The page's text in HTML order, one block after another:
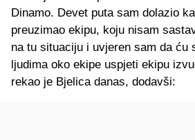
Dinamo. Devet puta sam dolazio
preuzimao ekipu, koju nisam
na tu situaciju i uvjeren sam da ću
ljudima oko ekipe uspjeti ekipu
rekao je Bjelica danas, dodavši: